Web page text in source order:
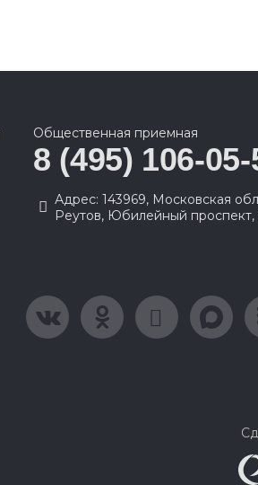
Общественная приемная
8 (495) 106-05-
Адрес: 143969, Московская
Реутов, Юбилейный проспект,